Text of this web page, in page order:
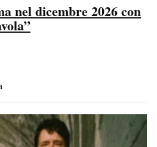
nel dicembre 2026 con